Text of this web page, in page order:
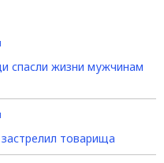
спасли жизни мужчинам
товарища